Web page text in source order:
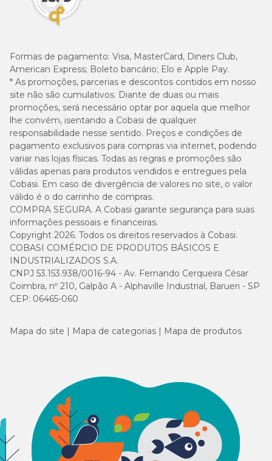
Formas de pagamento: Visa, MasterCard, Diners Club,
American Express; Boleto bancário; Elo e Apple Pay.
* As promoções, parcerias e descontos contidos em nosso
site não são cumulativos. Diante de duas ou mais
promoções, será necessário optar por aquela que melhor
lhe convém, isentando a Cobasi de qualquer
responsabilidade nesse sentido. Preços e condições de
pagamento exclusivos para compras via internet, podendo
variar nas lojas físicas. Todas as regras e promoções são
válidas apenas para produtos vendidos e entregues pela
Cobasi. Em caso de divergência de valores no site, o valor
válido é o do carrinho de compras.
COMPRA SEGURA. A Cobasi garante segurança para suas
informações pessoais e financeiras.
Copyright 2026. Todos os direitos reservados à Cobasi.
COBASI COMÉRCIO DE PRODUTOS BÁSICOS E
INDUSTRIALIZADOS S.A.
CNPJ 53.153.938/0016-94 - Av. Fernando Cerqueira César
Coimbra, nº 210, Galpão A - Alphaville Industrial, Barueri - SP
CEP: 06465-060
Mapa do site Mapa de categorias Mapa de produtos